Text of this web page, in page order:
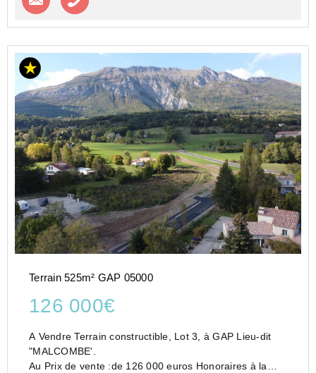
Terrain 525m² GAP 05000
126 000€
A Vendre Terrain constructible, Lot 3, à GAP Lieu-dit
"MALCOMBE'.
Au Prix de vente :de 126 000 euros Honoraires à la